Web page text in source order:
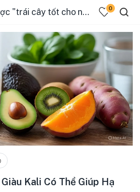
Bài viết được "trái cây tốt cho người cao huyết áp" 0
Kali Có Thể Giúp Hạ